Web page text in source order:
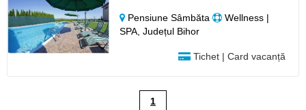
Pensiune Sâmbăta
Wellness |
SPA, Județul Bihor
Tichet | Card vacanță
1